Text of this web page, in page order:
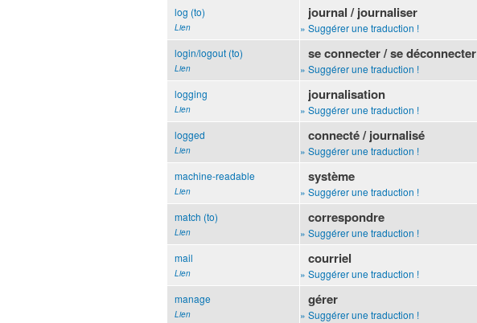
log (to)
Lien
journal / journaliser
» Suggérer une traduction !
login/logout (to)
Lien
se connecter / se déconnecter
» Suggérer une traduction !
logging
Lien
journalisation
» Suggérer une traduction !
logged
Lien
connecté / journalisé
» Suggérer une traduction !
machine-readable
Lien
système
» Suggérer une traduction !
match (to)
Lien
correspondre
» Suggérer une traduction !
mail
Lien
courriel
» Suggérer une traduction !
manage
Lien
gérer
» Suggérer une traduction !